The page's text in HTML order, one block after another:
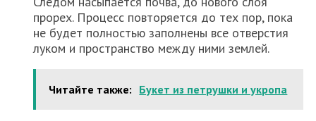
прорех. Процесс повторяется до тех пор, пока
не будет полностью заполнены все отверстия
луком и пространство между ними землей.
Читайте также: Букет из петрушки и укропа